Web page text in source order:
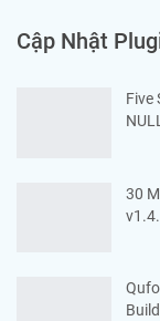
Cập Nhật
Five
30